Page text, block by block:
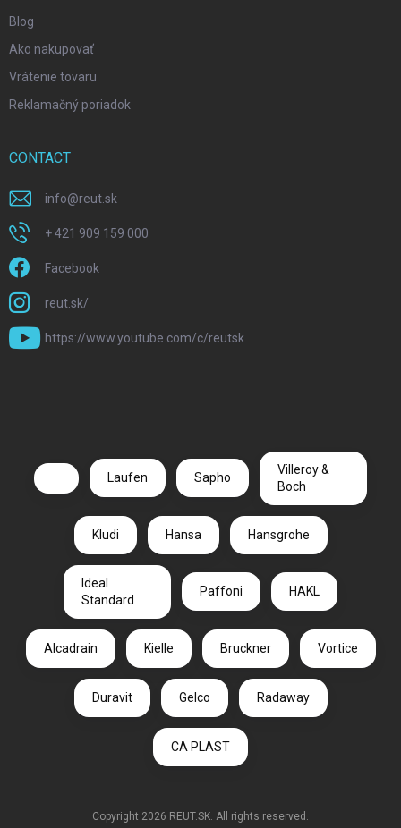
Blog
Ako nakupovať
Vrátenie tovaru
Reklamačný poriadok
CONTACT
info@reut.sk
+ 421 909 159 000
Facebook
reut.sk/
https://www.youtube.com/c/reutsk
Laufen Sapho
Villeroy &
Boch
Kludi Hansa Hansgrohe
Ideal
Standard
Paffoni HAKL
Alcadrain Kielle Bruckner Vortice
Duravit Gelco Radaway
CA PLAST
Copyright 2026 REUT.SK . All rights reserved.